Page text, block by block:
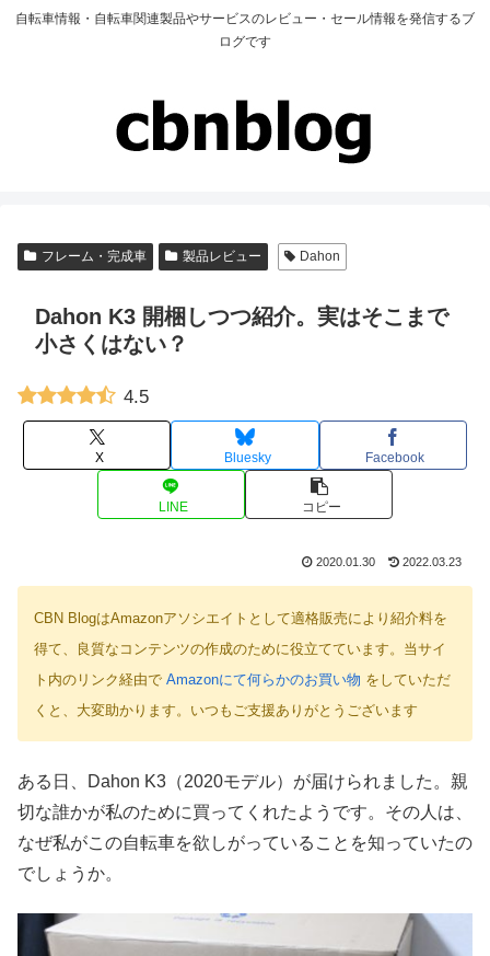
自転車情報・自転車関連製品やサービスのレビュー・セール情報を発信するブ
ログです
フレーム・完成車 製品レビュー Dahon
Dahon K3 開梱しつつ紹介。実はそこまで
小さくはない？
4.5
X Bluesky Facebook
LINE コピー
2020.01.30 2022.03.23
CBN BlogはAmazonアソシエイトとして適格販売により紹介料を
得て、良質なコンテンツの作成のために役立てています。当サイ
ト内のリンク経由で Amazonにて何らかのお買い物 をしていただ
くと、大変助かります。いつもご支援ありがとうございます
ある日、Dahon K3（2020モデル）が届けられました。親
切な誰かが私のために買ってくれたようです。その人は、
なぜ私がこの自転車を欲しがっていることを知っていたの
でしょうか。